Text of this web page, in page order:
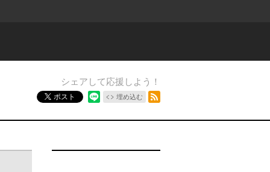
シェアして応援しよう！
ポスト 埋め込む